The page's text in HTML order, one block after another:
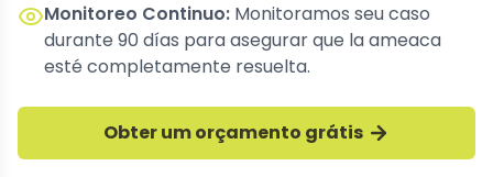
Monitoreo Continuo: Monitoramos seu caso
durante 90 días para asegurar que la ameaca
esté completamente resuelta.
Obter um orçamento grátis